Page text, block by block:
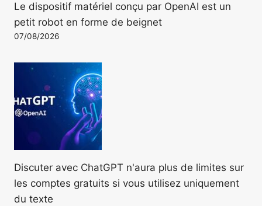
Le dispositif matériel conçu par OpenAI est un
petit robot en forme de beignet
07/08/2026
Discuter avec ChatGPT n'aura plus de limites sur
les comptes gratuits si vous utilisez uniquement
du texte